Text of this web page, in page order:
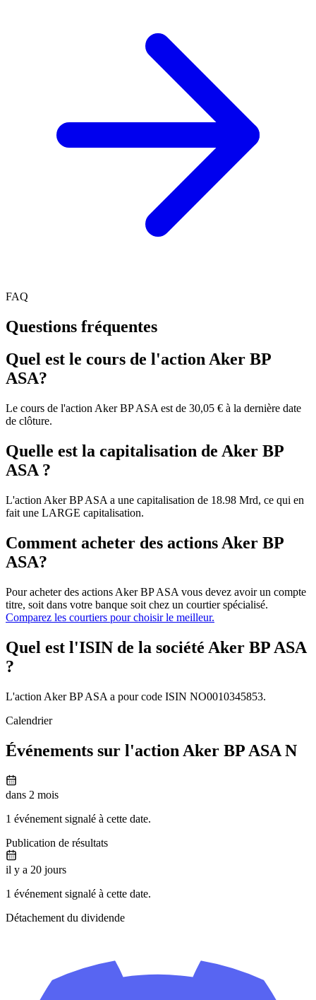
FAQ
Questions fréquentes
Quel est le cours de l'action Aker BP
ASA?
Le cours de l'action Aker BP ASA est de 30,05 € à la dernière date
de clôture.
Quelle est la capitalisation de Aker BP
ASA ?
L'action Aker BP ASA a une capitalisation de 18.98 Mrd, ce qui en
fait une LARGE capitalisation.
Comment acheter des actions Aker BP
ASA?
Pour acheter des actions Aker BP ASA vous devez avoir un compte
titre, soit dans votre banque soit chez un courtier spécialisé.
Comparez les courtiers pour choisir le meilleur.
Quel est l'ISIN de la société Aker BP ASA
?
L'action Aker BP ASA a pour code ISIN NO0010345853.
Calendrier
Événements sur l'action Aker BP ASA N
dans 2 mois
1 événement signalé à cette date.
Publication de résultats
il y a 20 jours
1 événement signalé à cette date.
Détachement du dividende